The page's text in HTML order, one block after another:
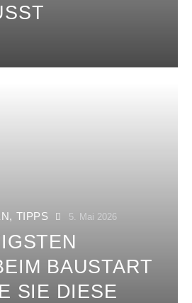
, TIPPS 5. Mai 2026
BAUSTART
SIE DIESE